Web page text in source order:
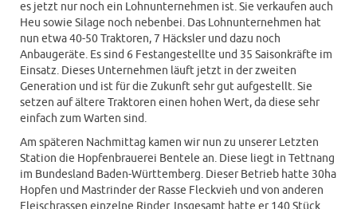
es jetzt nur noch ein Lohnunternehmen ist. Sie verkaufen auch
Heu sowie Silage noch nebenbei. Das Lohnunternehmen hat
nun etwa 40-50 Traktoren, 7 Häcksler und dazu noch
Anbaugeräte. Es sind 6 Festangestellte und 35 Saisonkräfte im
Einsatz. Dieses Unternehmen läuft jetzt in der zweiten
Generation und ist für die Zukunft sehr gut aufgestellt. Sie
setzen auf ältere Traktoren einen hohen Wert, da diese sehr
einfach zum Warten sind.
Am späteren Nachmittag kamen wir nun zu unserer Letzten
Station die Hopfenbrauerei Bentele an. Diese liegt in Tettnang
im Bundesland Baden-Württemberg. Dieser Betrieb hatte 30ha
Hopfen und Mastrinder der Rasse Fleckvieh und von anderen
Fleischrassen einzelne Rinder. Insgesamt hatte er 140 Stück